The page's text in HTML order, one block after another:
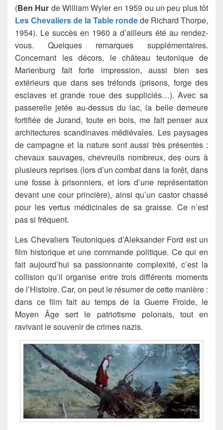
(Ben Hur de William Wyler en 1959 ou un peu plus tôt
Les Chevaliers de la Table rondede Richard Thorpe,
1954). Le succès en 1960 a d’ailleurs été au rendez-
vous. Quelques remarques supplémentaires.
Concernant les décors, le château teutonique de
Marienburg fait forte impression, aussi bien ses
extérieurs que dans ses tréfonds (prisons, forge des
esclaves et grande roue des suppliciés…). Avec sa
passerelle jetée au-dessus du lac, la belle demeure
fortifiée de Jurand, toute en bois, me fait penser aux
architectures scandinaves médiévales. Les paysages
de campagne et la nature sont aussi très présentes :
chevaux sauvages, chevreuils nombreux, des ours à
plusieurs reprises (lors d’un combat dans la forêt, dans
une fosse à prisonniers, et lors d’une représentation
devant une cour princière), ainsi qu’un castor chassé
pour les vertus médicinales de sa graisse. Ce n’est
pas si fréquent.
Les Chevaliers Teutoniques d’Aleksander Ford est un
film historique et une commande politique. Ce qui en
fait aujourd’hui sa passionnante complexité, c’est la
collision qu’il organise entre trois différents moments
de l’Histoire. Car, on peut le résumer de cette manière :
dans ce film fait au temps de la Guerre Froide, le
Moyen Âge sert le patriotisme polonais, tout en
ravivant le souvenir de crimes nazis.